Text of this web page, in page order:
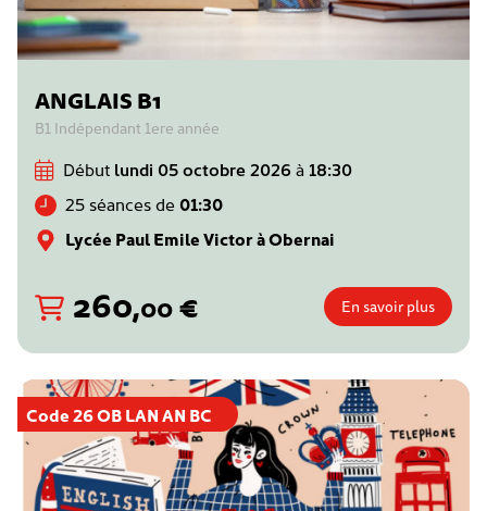
ANGLAIS B1
B1 Indépendant 1ere année
Début lundi 05 octobre 2026 à 18:30
25 séances de 01:30
Lycée Paul Emile Victor à Obernai
260,00€ En savoir plus
Code 26 OB LAN AN BC